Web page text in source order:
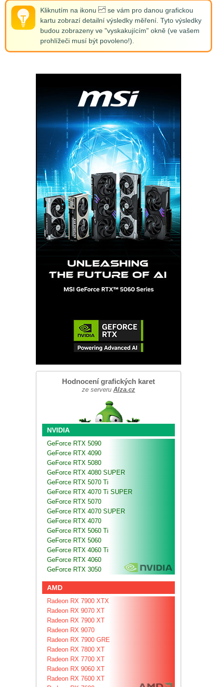
Kliknutím na ikonu
se vám pro danou grafickou
kartu zobrazí detailní výsledky měření. Tyto výsledky
budou zobrazeny ve "vyskakujícím" okně (ve vašem
prohlížeči musí být povoleno!).
Hodnocení grafických karet
ze serveru Alza.cz
NVIDIA
GeForce RTX 5090
GeForce RTX 4090
GeForce RTX 5080
GeForce RTX 4080 SUPER
GeForce RTX 5070 Ti
GeForce RTX 4070 Ti SUPER
GeForce RTX 5070
GeForce RTX 4070 SUPER
GeForce RTX 4070
GeForce RTX 5060 Ti
GeForce RTX 5060
GeForce RTX 4060 Ti
GeForce RTX 4060
GeForce RTX 3050
AMD
Radeon RX 7900 XTX
Radeon RX 9070 XT
Radeon RX 7900 XT
Radeon RX 9070
Radeon RX 7900 GRE
Radeon RX 7800 XT
Radeon RX 7700 XT
Radeon RX 9060 XT
Radeon RX 7600 XT